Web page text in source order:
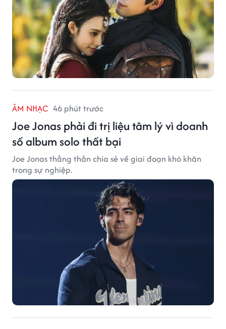
ÂM NHẠC 46 phút trước
Joe Jonas phải đi trị liệu tâm lý vì doanh
số album solo thất bại
Joe Jonas thẳng thắn chia sẻ về giai đoạn khó khăn
trong sự nghiệp.